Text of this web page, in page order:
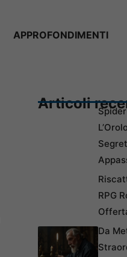
APPROFONDIMENTI
Articoli
RPG
Da